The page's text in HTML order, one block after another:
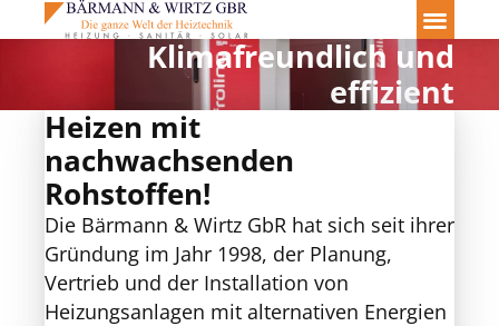
Klimafreundlich und
effizient
Heizen mit
nachwachsenden
Rohstoffen!
Die Bärmann & Wirtz GbR hat sich seit ihrer
Gründung im Jahr 1998, der Planung,
Vertrieb und der Installation von
Heizungsanlagen mit alternativen Energien